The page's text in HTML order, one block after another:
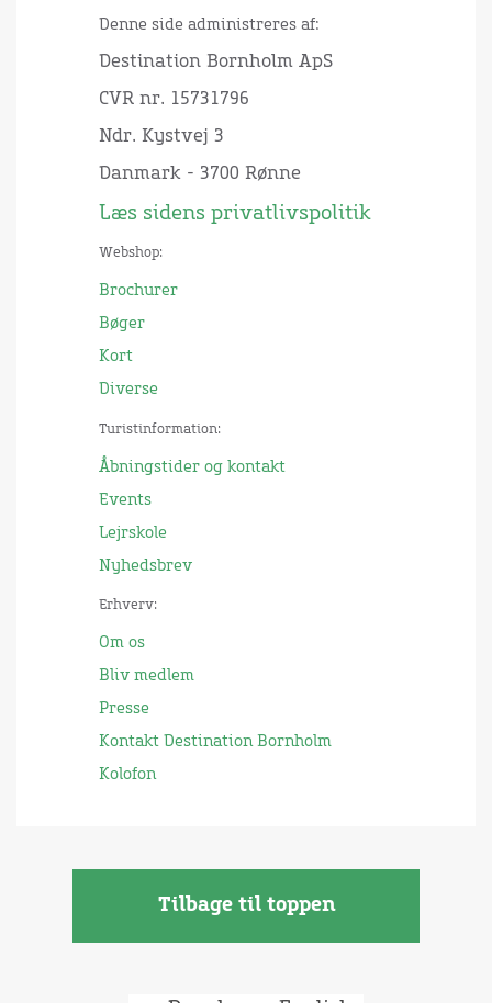
Denne side administreres af:
Destination Bornholm ApS
CVR nr. 15731796
Ndr. Kystvej 3
Danmark - 3700 Rønne
Læs sidens privatlivspolitik
Webshop:
Brochurer
Bøger
Kort
Diverse
Turistinformation:
Åbningstider og kontakt
Events
Lejrskole
Nyhedsbrev
Erhverv:
Om os
Bliv medlem
Presse
Kontakt Destination Bornholm
Kolofon
Tilbage til toppen